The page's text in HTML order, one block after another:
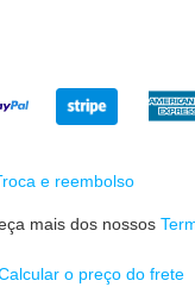
o preço do frete
e reembolso
mais dos nossos